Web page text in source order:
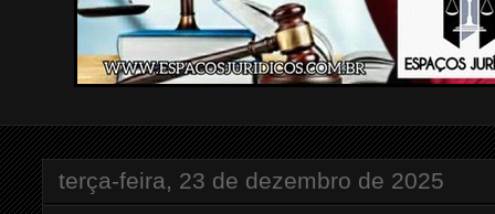
terça-feira, 23 de dezembro de 2025